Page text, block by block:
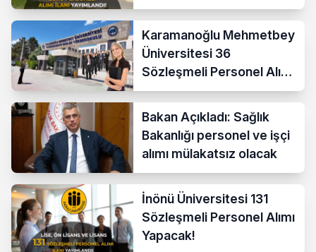
Karamanoğlu Mehmetbey
Üniversitesi 36
Sözleşmeli Personel Alımı
Yapacak
Bakan Açıkladı: Sağlık
Bakanlığı personel ve işçi
alımı mülakatsız olacak
İnönü Üniversitesi 131
Sözleşmeli Personel Alımı
Yapacak!